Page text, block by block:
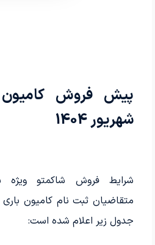
پیش فروش کامیون
شهریور 1404
جدول زیر اعلام شده است: